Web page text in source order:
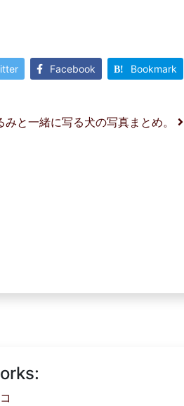
Facebook Bookmark
と一緒に写る犬の写真まとめ。